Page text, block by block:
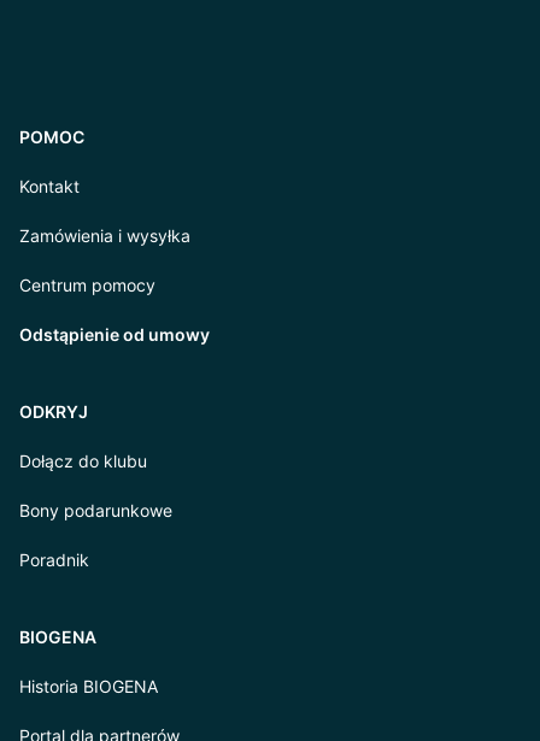
POMOC
Kontakt
Zamówienia i wysyłka
Centrum pomocy
Odstąpienie od umowy
ODKRYJ
Dołącz do klubu
Bony podarunkowe
Poradnik
BIOGENA
Historia BIOGENA
Portal dla partnerów